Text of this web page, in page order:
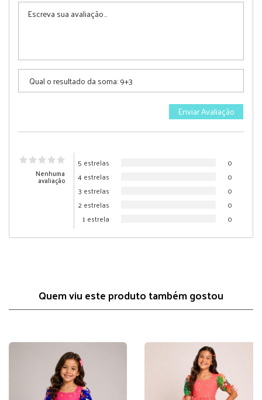
Nenhuma
avaliação
5 estrelas
0
4 estrelas
0
3 estrelas
0
2 estrelas
0
1 estrela
0
Quem viu este produto também gostou